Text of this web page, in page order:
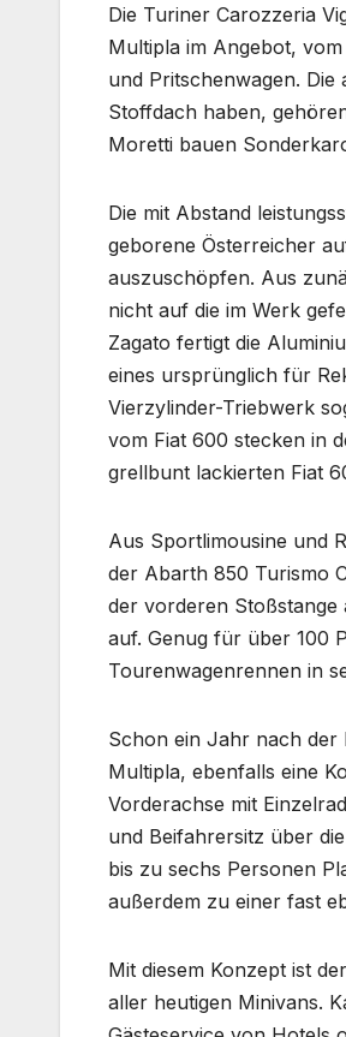
Die Turiner Carozzeria
Multipla im Angebot,
und Pritschenwagen.
Stoffdach haben,
Moretti bauen
Die mit Abstand
geborene Österreicher
auszuschöpfen. Aus
nicht auf die im Werk
Zagato fertigt die
eines ursprünglich für
Vierzylinder-Triebwerk
vom Fiat 600 stecken in
grellbunt lackierten Fiat
Aus Sportlimousine und
der Abarth 850 Turismo
der vorderen
auf. Genug für über 100
Tourenwagenrennen in
Schon ein Jahr nach der
Multipla, ebenfalls eine
Vorderachse mit
und Beifahrersitz über
bis zu sechs Personen
außerdem zu einer fast
Mit diesem Konzept ist
aller heutigen Minivans.